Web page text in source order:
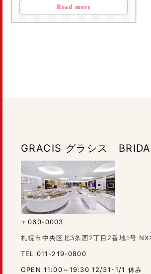
Read more
GRACIS グラシス
〒060-0003
札幌市中央区北3条西2丁目2番地1号 NX
TEL 011-219-0800
OPEN 11:00～19:30 12/31･1/1 休み